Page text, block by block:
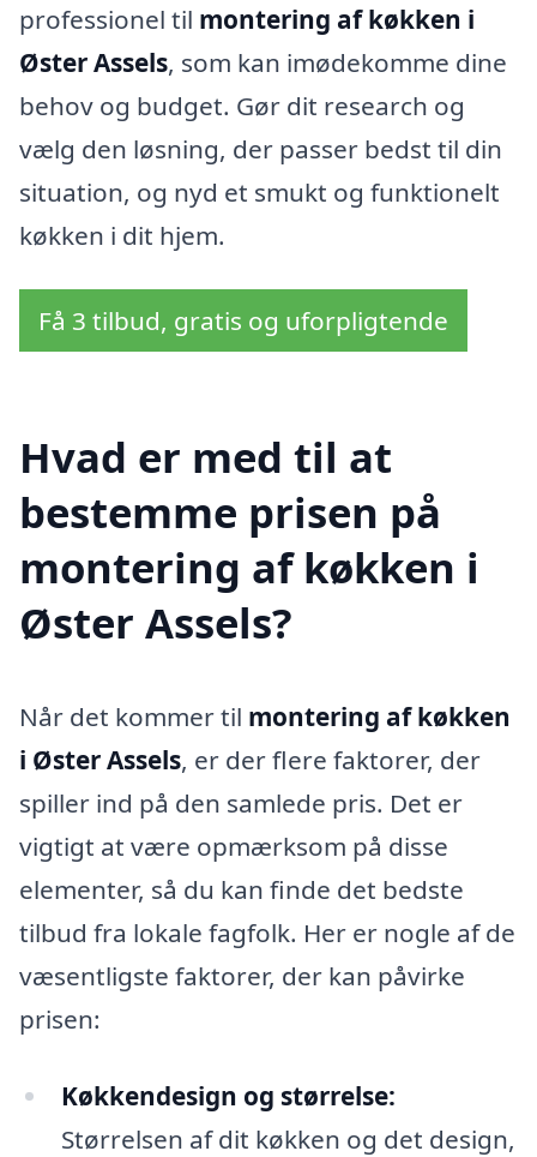
professionel til montering af køkken i
Øster Assels, som kan imødekomme dine
behov og budget. Gør dit research og
vælg den løsning, der passer bedst til din
situation, og nyd et smukt og funktionelt
køkken i dit hjem.
Få 3 tilbud, gratis og uforpligtende
Hvad er med til at
bestemme prisen på
montering af køkken i
Øster Assels?
Når det kommer til montering af køkken
i Øster Assels, er der flere faktorer, der
spiller ind på den samlede pris. Det er
vigtigt at være opmærksom på disse
elementer, så du kan finde det bedste
tilbud fra lokale fagfolk. Her er nogle af de
væsentligste faktorer, der kan påvirke
prisen:
Køkkendesign og størrelse:
Størrelsen af dit køkken og det design,